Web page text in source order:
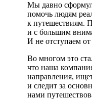
Мы давно
помочь людям
к путешествиям.
и с большим
И не отступаем
Во многом это
что наша
направления,
и следит за
нами